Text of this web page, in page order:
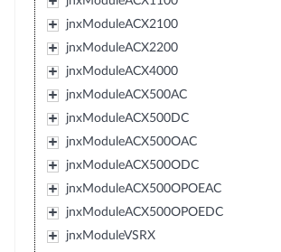
jnxModuleACX2100
jnxModuleACX2200
jnxModuleACX4000
jnxModuleACX500AC
jnxModuleACX500DC
jnxModuleACX500OAC
jnxModuleACX500ODC
jnxModuleACX500OPOEAC
jnxModuleACX500OPOEDC
jnxModuleVSRX